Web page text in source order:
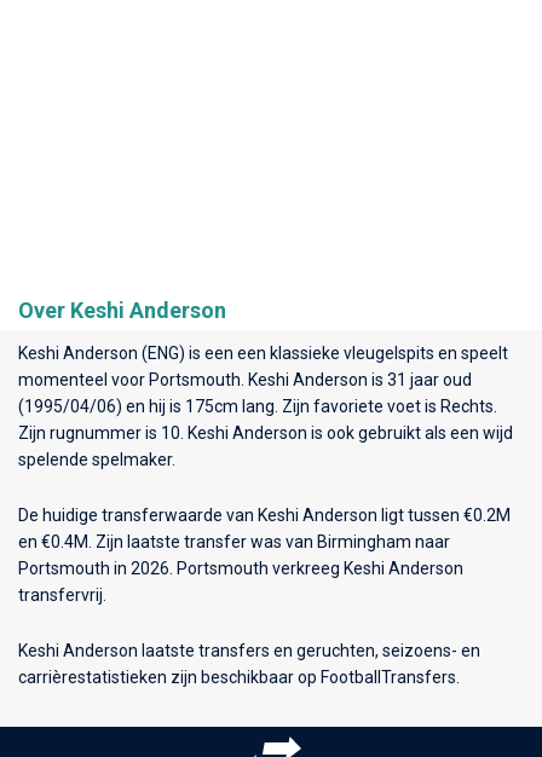
Over Keshi Anderson
Keshi Anderson (ENG) is een een klassieke vleugelspits en speelt
momenteel voor Portsmouth . Keshi Anderson is 31 jaar oud
(1995/04/06) en hij is 175cm lang. Zijn favoriete voet is Rechts.
Zijn rugnummer is 10. Keshi Anderson is ook gebruikt als een wijd
spelende spelmaker.
De huidige transferwaarde van Keshi Anderson ligt tussen €0.2M
en €0.4M. Zijn laatste transfer was van Birmingham naar
Portsmouth in 2026. Portsmouth verkreeg Keshi Anderson
transfervrij.
Keshi Anderson laatste transfers en geruchten, seizoens- en
carrièrestatistieken zijn beschikbaar op FootballTransfers.